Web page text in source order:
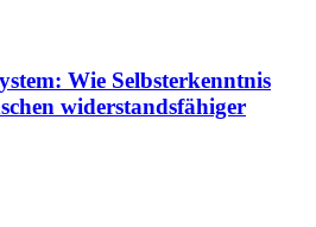
Wie Selbsterkenntnis
widerstandsfähiger